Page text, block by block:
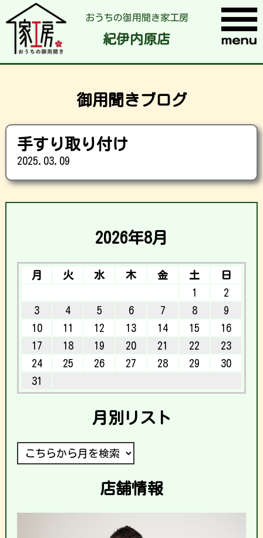
おうちの御用聞き家工房
紀伊内原店
御用聞きブログ
手すり取り付け
2025.03.09
2026年8月
月 火 水 木 金 土
日
1
2
3
4 5 6 7 8
9
10
11 12 13 14 15
16
17
18 19 20 21 22
23
24
25 26 27 28 29
30
31
月別リスト
店舗情報